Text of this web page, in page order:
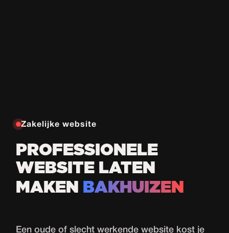
Zakelijke website
PROFESSIONELE
WEBSITE LATEN
MAKEN
BAKHUIZEN
Een oude of slecht werkendewebsite kost je